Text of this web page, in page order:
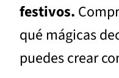
festivos.
qué mágicas
puedes crear